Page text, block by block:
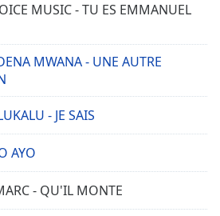
MUSIC - TU ES EMMANUEL
MWANA - UNE AUTRE
- JE SAIS
AYO
- QU'IL MONTE